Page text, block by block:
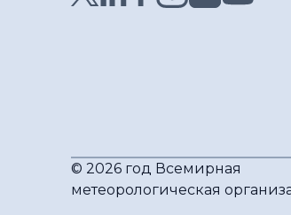
© 2026 год Всемирная
метеорологическая